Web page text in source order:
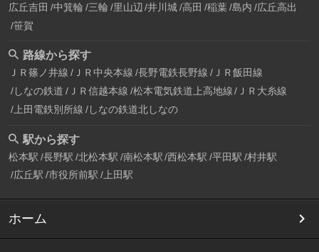
広丘吉田 中箕輪 三輪 里山辺 井川城 高田 稲葉 島内 広丘高出
笹賀
路線から探す
ＪＲ篠ノ井線 ＪＲ中央本線 長野電鉄長野線 ＪＲ飯田線
しなの鉄道 ＪＲ信越本線 松本電気鉄道上高地線
ＪＲ大糸線
上田電鉄別所線 しなの鉄道北しなの
駅から探す
松本駅 長野駅 北松本駅 南松本駅 西松本駅 平田駅 村井駅
広丘駅 市役所前駅 上田駅
ホーム